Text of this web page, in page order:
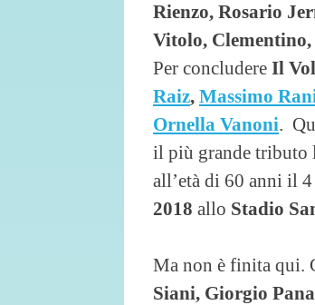
Rienzo, Rosario
Vitolo, Clementino,
Per concludere Il
Raiz, Massimo
Ornella Vanoni.
il più grande tributo
all’età di 60 anni il
2018 allo Stadio
Ma non è finita qui.
Siani, Giorgio